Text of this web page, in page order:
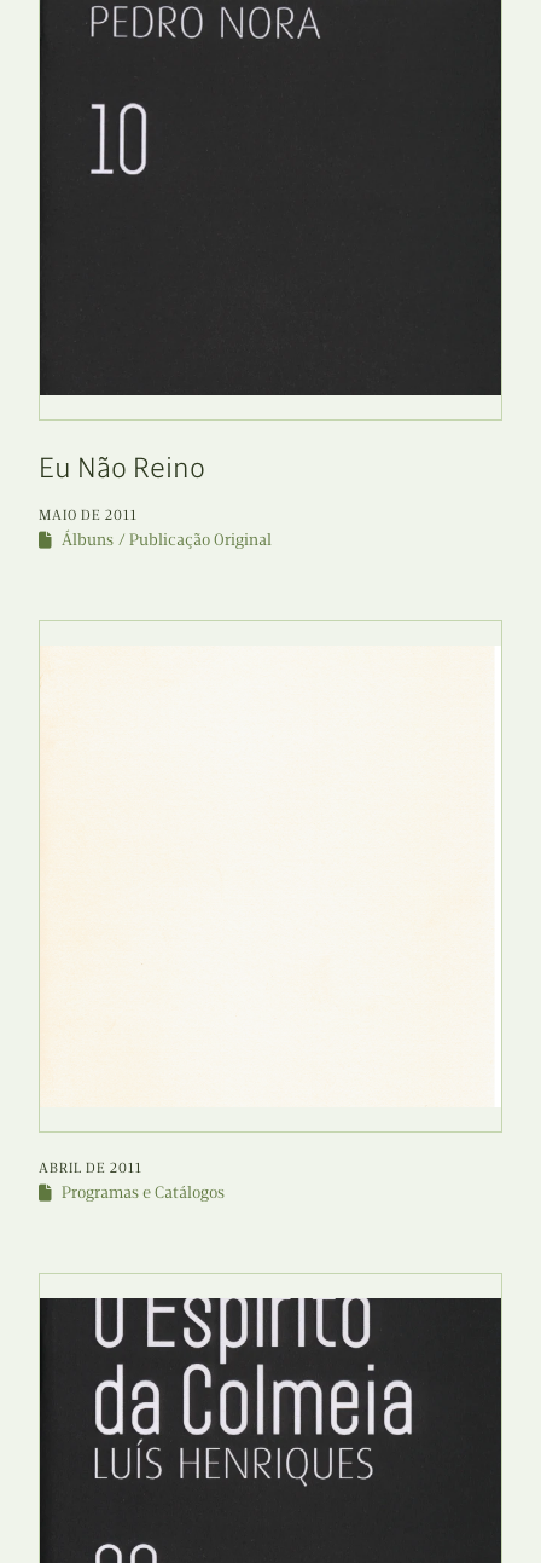
Eu Não Reino
MAIO DE 2011
Álbuns Publicação Original
ABRIL DE 2011
Programas e Catálogos